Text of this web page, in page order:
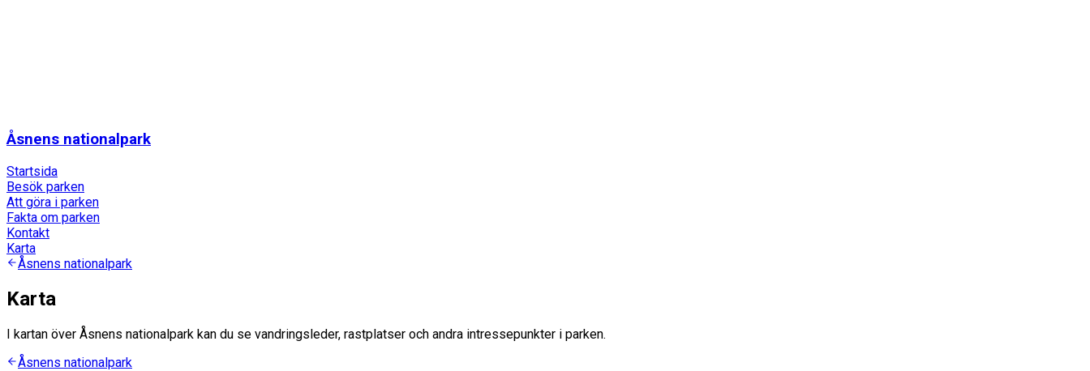
Åsnens nationalpark
Startsida
Besök parken
Att göra i parken
Fakta om parken
Kontakt
Karta
Åsnens nationalpark
Karta
I kartan över Åsnens nationalpark kan du se vandringsleder, rastplatser och andra intressepunkter i parken.
Åsnens nationalpark